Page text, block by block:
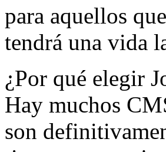
para aquellos
tendrá una vida
¿Por qué elegir
Hay muchos
son